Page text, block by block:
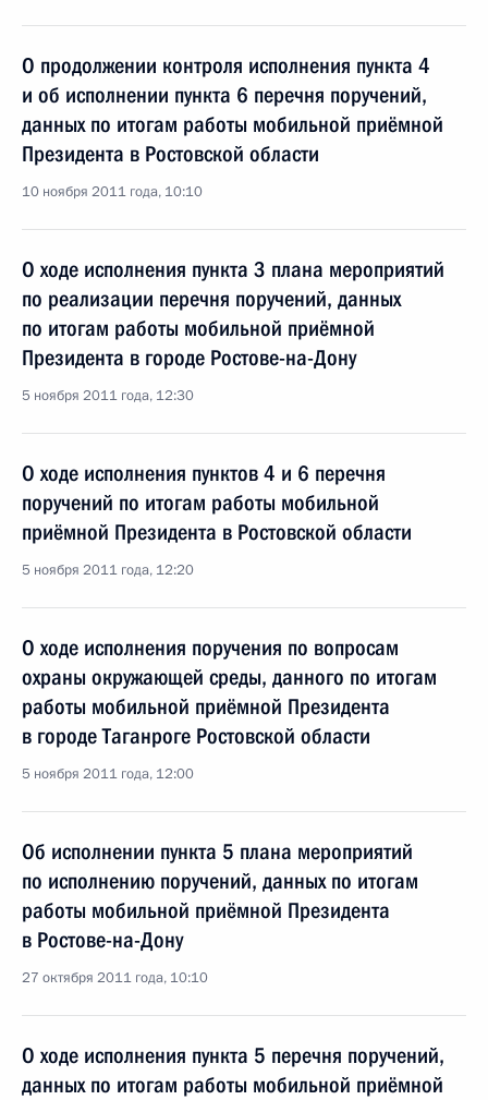
О продолжении контроля исполнения пункта 4
и об исполнении пункта 6 перечня поручений,
данных по итогам работы мобильной приёмной
Президента в Ростовской области
10 ноября 2011 года, 10:10
О ходе исполнения пункта 3 плана мероприятий
по реализации перечня поручений, данных
по итогам работы мобильной приёмной
Президента в городе Ростове-на-Дону
5 ноября 2011 года, 12:30
О ходе исполнения пунктов 4 и 6 перечня
поручений по итогам работы мобильной
приёмной Президента в Ростовской области
5 ноября 2011 года, 12:20
О ходе исполнения поручения по вопросам
охраны окружающей среды, данного по итогам
работы мобильной приёмной Президента
в городе Таганроге Ростовской области
5 ноября 2011 года, 12:00
Об исполнении пункта 5 плана мероприятий
по исполнению поручений, данных по итогам
работы мобильной приёмной Президента
в Ростове-на-Дону
27 октября 2011 года, 10:10
О ходе исполнения пункта 5 перечня поручений,
данных по итогам работы мобильной приёмной